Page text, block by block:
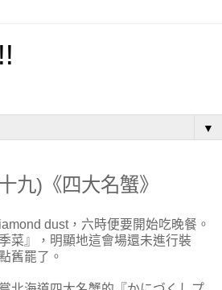
▼
九)《四大名蟹》
dust，六時便要開始吃晚餐。
菜』，明顯地這會場還未進行裝
舊罷了。